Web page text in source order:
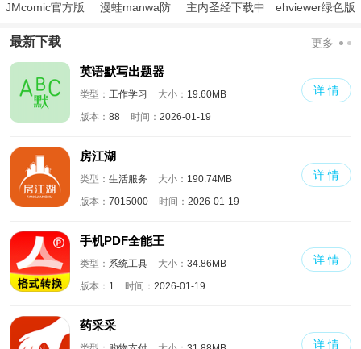
JMcomic官方版
漫蛙manwa防
主内圣经下载中
ehviewer绿色版
最新下载 更多
英语默写出题器
类型： 工作学习 大小： 19.60MB
版本： 88 时间： 2026-01-19
详 情
房江湖
类型： 生活服务 大小： 190.74MB
版本： 7015000 时间： 2026-01-19
详 情
手机PDF全能王
类型： 系统工具 大小： 34.86MB
版本： 1 时间： 2026-01-19
详 情
药采采
详 情